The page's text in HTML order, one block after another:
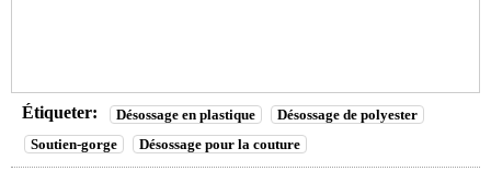
Étiqueter: Désossage en plastique
Désossage de polyester
Soutien-gorge
Désossage pour la couture